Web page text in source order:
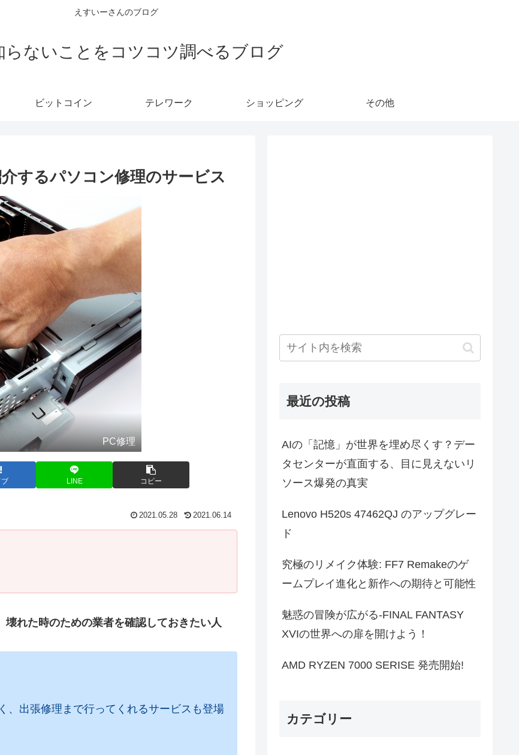
えすいーさんのブログ
らないことをコツコツ調べるブログ
ビットコイン テレワーク ショッピング その他
するパソコン修理のサービス
PC修理
LINE コピー
2021.05.28 2021.06.14
壊れた時のための業者を確認しておきたい人
、出張修理まで行ってくれるサービスも登場
最近の投稿
AIの「記憶」が世界を埋め尽くす？デー
タセンターが直面する、目に見えないリ
ソース爆発の真実
Lenovo H520s 47462QJ のアップグレー
ド
究極のリメイク体験: FF7 Remakeのゲ
ームプレイ進化と新作への期待と可能性
魅惑の冒険が広がる-FINAL FANTASY
XVIの世界への扉を開けよう！
AMD RYZEN 7000 SERISE 発売開始!
カテゴリー